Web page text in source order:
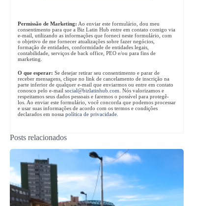
Permissão de Marketing: Ao enviar este formulário, dou meu
consentimento para que a Biz Latin Hub entre em contato comigo via
e-mail, utilizando as informações que forneci neste formulário, com
o objetivo de me fornecer atualizações sobre fazer negócios,
formação de entidades, conformidade de entidades legais,
contabilidade, serviços de back office, PEO e/ou para fins de
marketing.
O que esperar: Se desejar retirar seu consentimento e parar de
receber mensagens, clique no link de cancelamento de inscrição na
parte inferior de qualquer e-mail que enviarmos ou entre em contato
conosco pelo e-mail social@bizlatinhub.com . Nós valorizamos e
respeitamos seus dados pessoais e faremos o possível para protegê-
los. Ao enviar este formulário, você concorda que podemos processar
e usar suas informações de acordo com os termos e condições
declarados em nossa política de privacidade
Posts relacionados